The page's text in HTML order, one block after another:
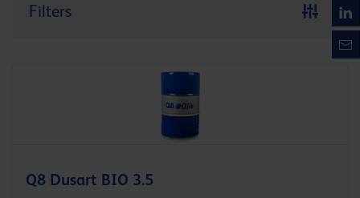
Filters
Q8 Dusart BIO 3.5